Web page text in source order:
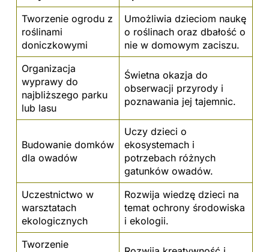
Tworzenie ogrodu z
roślinami
doniczkowymi
Umożliwia dzieciom naukę
o roślinach oraz dbałość o
nie w domowym zaciszu.
Organizacja
wyprawy do
najbliższego parku
lub lasu
Świetna okazja do
obserwacji przyrody i
poznawania jej tajemnic.
Budowanie domków
dla owadów
Uczy dzieci o
ekosystemach i
potrzebach różnych
gatunków owadów.
Uczestnictwo w
warsztatach
ekologicznych
Rozwija wiedzę dzieci na
temat ochrony środowiska
i ekologii.
Tworzenie